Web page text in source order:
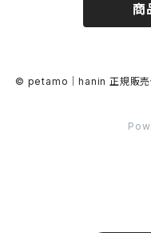
商
© petamo｜hanin 正規販売